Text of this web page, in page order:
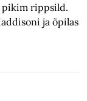
pikim rippsild.
ja õpilase